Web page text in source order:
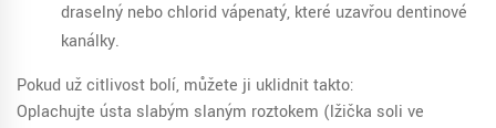
draselný nebo chlorid vápenatý, které uzavřou dentinové
kanálky.
Pokud už citlivost bolí, můžete ji uklidnit takto:
Oplachujte ústa slabým slaným roztokem (lžička soli ve